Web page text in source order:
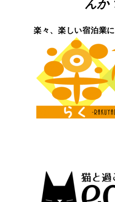
んか
楽々、楽しい宿泊業